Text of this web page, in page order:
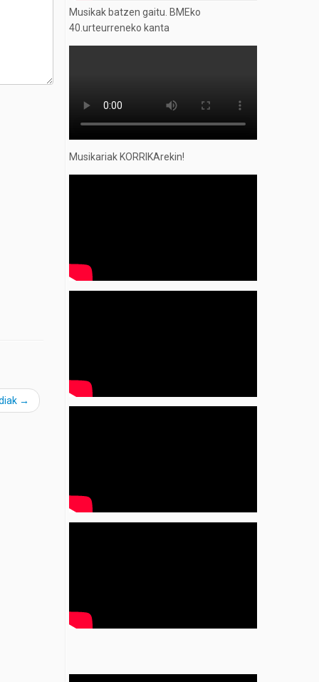
→
Musikak batzen gaitu. BMEko
40.urteurreneko kanta
Musikariak KORRIKArekin!